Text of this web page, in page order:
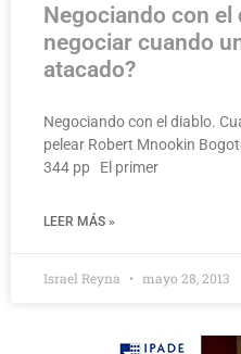
Negociando con el
negociar cuando
atacado?
Negociando con el diablo.
pelear Robert Mnookin
344 pp El primer
LEER MÁS »
Israel Reyna mayo 28, 2013